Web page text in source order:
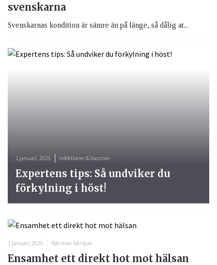
svenskarna
Svenskarnas kondition är sämre än på länge, så dålig at...
1 januari, 2025 Infektioner & Vacciner
Expertens tips: Så undviker du
förkylning i höst!
1 januari, 2025 När man blir sjuk
Ensamhet ett direkt hot mot hälsan